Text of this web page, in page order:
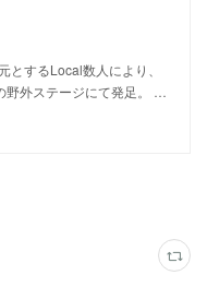
するLocal数人により、
野外ステージにて発足。 …